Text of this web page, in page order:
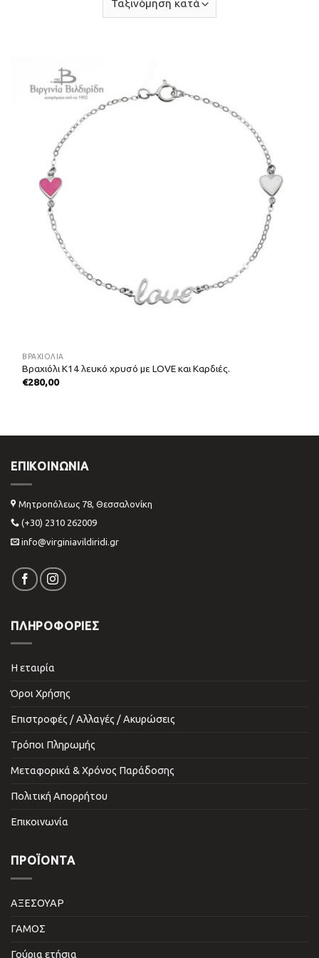
ΒΡΑΧΙΌΛΙΑ
Βραχιόλι Κ14 λευκό χρυσό με LOVE και Καρδιές.
€280,00
ΕΠΙΚΟΙΝΩΝΊΑ
Μητροπόλεως 78, Θεσσαλονίκη
(+30) 2310 262009
info@virginiavildiridi.gr
ΠΛΗΡΟΦΟΡΙΕΣ
Η εταιρία
Όροι Χρήσης
Επιστροφές / Αλλαγές / Ακυρώσεις
Τρόποι Πληρωμής
Μεταφορικά & Χρόνος Παράδοσης
Πολιτική Απορρήτου
Επικοινωνία
ΠΡΟΪΌΝΤΑ
ΑΞΕΣΟΥΑΡ
ΓΑΜΟΣ
Γούρια ετήσια